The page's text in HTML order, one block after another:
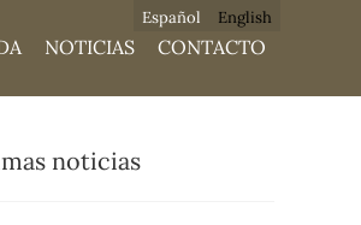
NOTICIAS CONTACTO
Español English
noticias